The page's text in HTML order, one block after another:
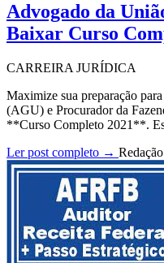
Advogado da
Baixar Curso
CARREIRA JURÍDICA
Maximize sua preparação
(AGU) e Procurador da
**Curso Completo 2021**.
Ler post completo →